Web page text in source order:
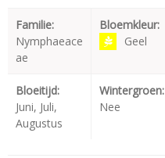
Familie:
Nymphaeace
ae
Bloemkleur:
Geel
Bloeitijd:
Juni, Juli,
Augustus
Wintergroen:
Nee